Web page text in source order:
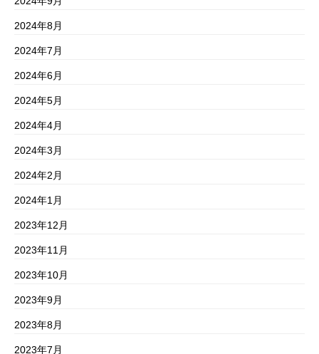
2024年8月
2024年7月
2024年6月
2024年5月
2024年4月
2024年3月
2024年2月
2024年1月
2023年12月
2023年11月
2023年10月
2023年9月
2023年8月
2023年7月